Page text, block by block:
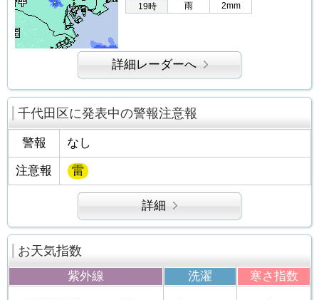
19時
雨 2mm
詳細レーダーへ
千代田区に発表中の警報注意報
警報 なし
注意報 雷
詳細
お天気指数
紫外線 洗濯 寒さ指数